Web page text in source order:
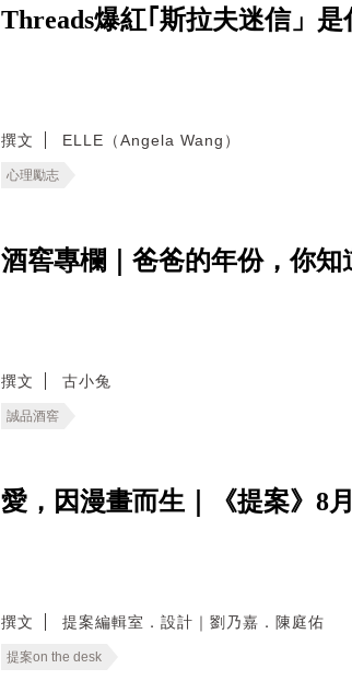
Threads爆紅｢斯拉夫迷信」
撰文 ELLE（Angela Wang）
心理勵志
酒窖專欄｜爸爸的年份，你知
撰文 古小兔
誠品酒窖
愛，因漫畫而生｜《提案》8
撰文 提案編輯室．設計｜劉乃嘉．陳庭佑
提案on the desk